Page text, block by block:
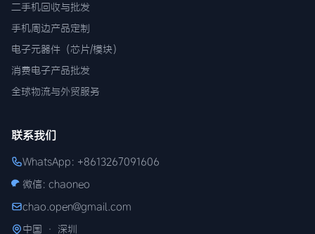
二手机回收与批发
手机周边产品定制
电子元器件（芯片/模块）
消费电子产品批发
全球物流与外贸服务
联系我们
WhatsApp: +8613267091606
微信: chaoneo
chao.open@gmail.com
中国 · 深圳